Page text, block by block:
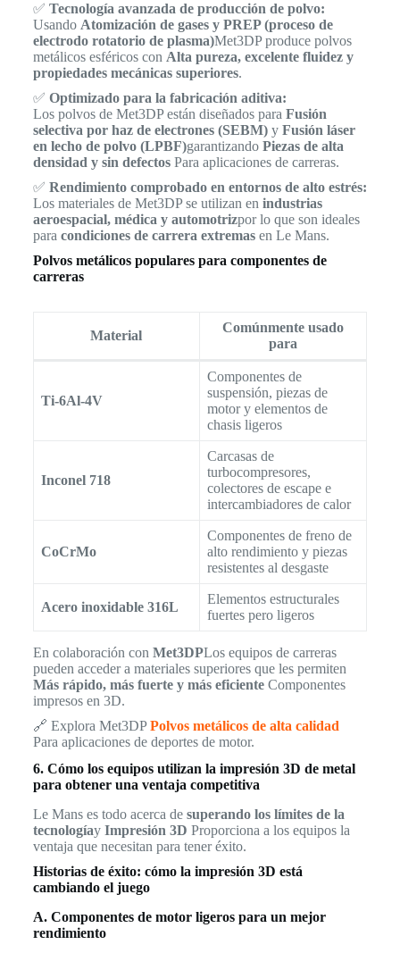
✅ Tecnología avanzada de producción de polvo:
Usando Atomización de gases y PREP (proceso de
electrodo rotatorio de plasma)Met3DP produce polvos
metálicos esféricos con Alta pureza, excelente fluidez y
propiedades mecánicas superiores.
✅ Optimizado para la fabricación aditiva:
Los polvos de Met3DP están diseñados para Fusión
selectiva por haz de electrones (SEBM)y Fusión láser
en lecho de polvo (LPBF)garantizando Piezas de alta
densidad y sin defectosPara aplicaciones de carreras.
✅ Rendimiento comprobado en entornos de alto estrés:
Los materiales de Met3DP se utilizan en industrias
aeroespacial, médica y automotrizpor lo que son ideales
para condiciones de carrera extremasen Le Mans.
Polvos metálicos populares para componentes de
carreras
Material
Comúnmente usado
para
Ti-6Al-4V
Componentes de
suspensión, piezas de
motor y elementos de
chasis ligeros
Inconel 718
Carcasas de
turbocompresores,
colectores de escape e
intercambiadores de calor
CoCrMo
Componentes de freno de
alto rendimiento y piezas
resistentes al desgaste
Acero inoxidable 316L
Elementos estructurales
fuertes pero ligeros
En colaboración con Met3DPLos equipos de carreras
pueden acceder a materiales superiores que les permiten
Más rápido, más fuerte y más eficienteComponentes
impresos en 3D.
🔗 Explora Met3DPPolvos metálicos de alta calidad
Para aplicaciones de deportes de motor.
6. Cómo los equipos utilizan la impresión 3D de metal
para obtener una ventaja competitiva
Le Mans es todo acerca de superando los límites de la
tecnologíay Impresión 3D Proporciona a los equipos la
ventaja que necesitan para tener éxito.
Historias de éxito: cómo la impresión 3D está
cambiando el juego
A. Componentes de motor ligeros para un mejor
rendimiento